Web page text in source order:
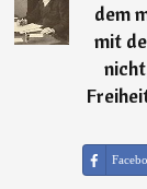
dem
mit